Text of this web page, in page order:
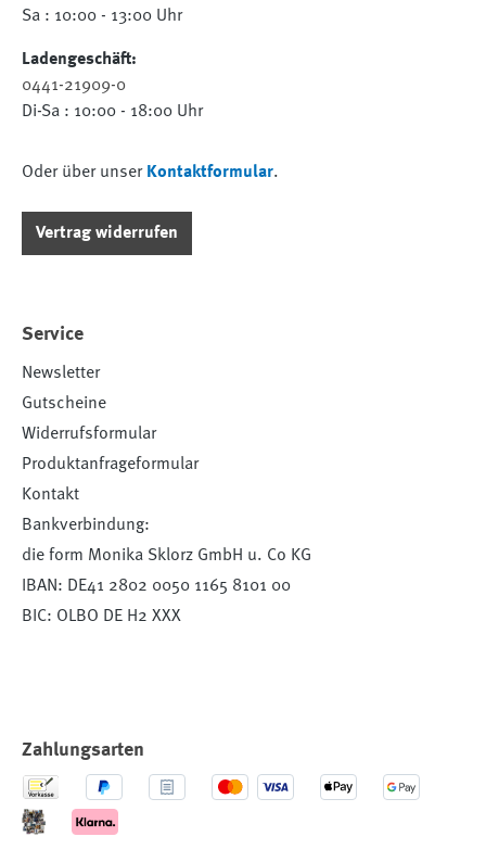
Sa : 10:00 - 13:00 Uhr
Ladengeschäft:
0441-21909-0
Di-Sa : 10:00 - 18:00 Uhr
Oder über unser Kontaktformular.
Vertrag widerrufen
Service
Newsletter
Gutscheine
Widerrufsformular
Produktanfrageformular
Kontakt
Bankverbindung:
die form Monika Sklorz GmbH u. Co KG
IBAN: DE41 2802 0050 1165 8101 00
BIC: OLBO DE H2 XXX
Zahlungsarten